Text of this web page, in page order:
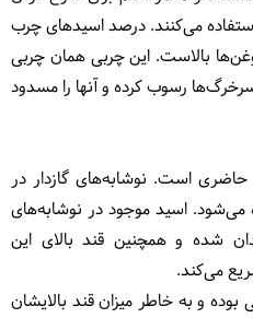
می‌‌کنند. درصد اسیدهای چرب
بالاست. این چربی همان چربی
رسوب کرده و آنها را مسدود
است. نوشابه‌های گازدار در
می‌شود. اسید موجود در نوشابه‌های
شده و همچنین قند بالای این
می‌کند.
بوده و به خاطر میزان قند بالایشان